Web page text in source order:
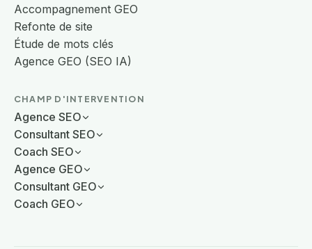
Accompagnement GEO
Refonte de site
Étude de mots clés
Agence GEO (SEO IA)
CHAMP D'INTERVENTION
Agence SEO
Consultant SEO
Coach SEO
Agence GEO
Consultant GEO
Coach GEO